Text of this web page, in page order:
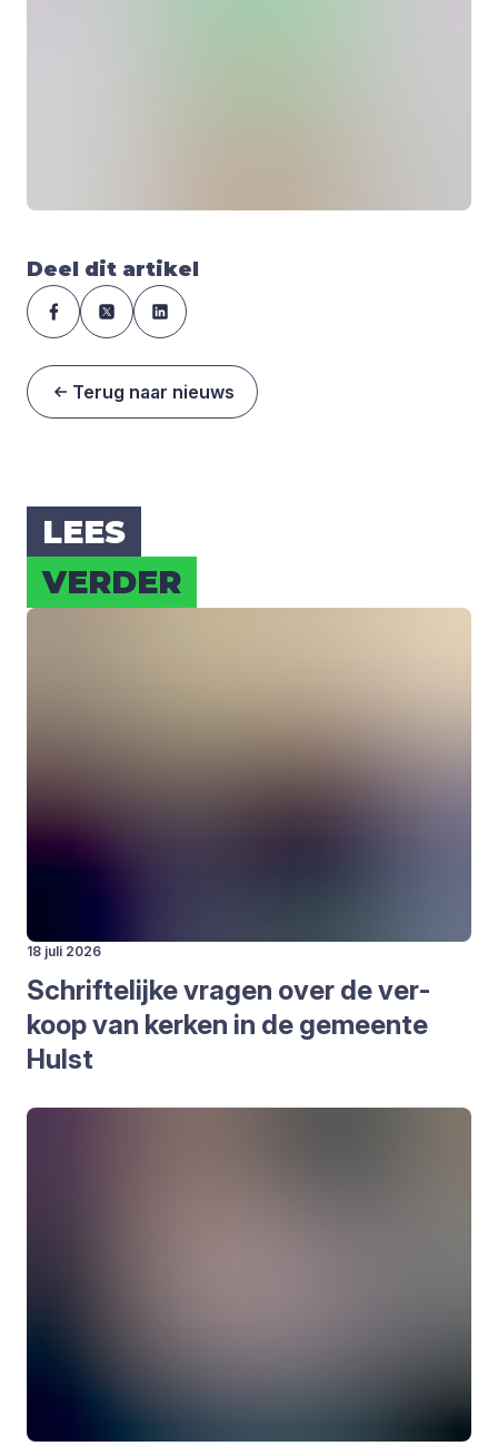
Deel dit artikel
Terug naar nieuws
LEES
VER­DER
18 juli 2026
Schrif­te­lij­ke vra­gen over de ver­
koop van ker­ken in de gemeen­te
Hulst